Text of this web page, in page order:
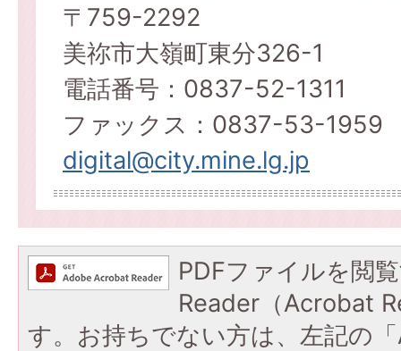
〒759-2292
美祢市大嶺町東分326-1
電話番号：0837-52-1311
ファックス：0837-53-1959
digital@city.mine.lg.jp
PDFファイルを閲
Reader（Acrobat
す。お持ちでない方は、左記の